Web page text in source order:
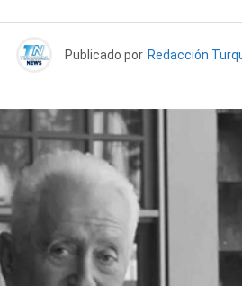
Publicado por Redacción